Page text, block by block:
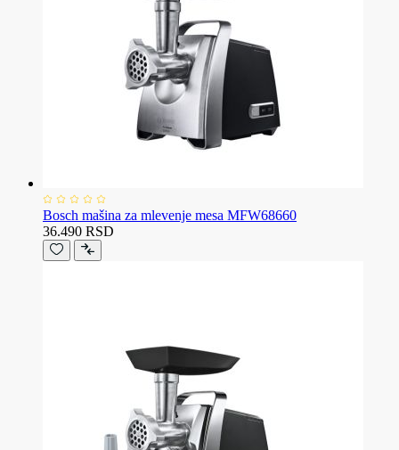
Bosch mašina za mlevenje mesa MFW68660
36.490 RSD